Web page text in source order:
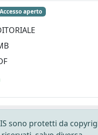
Accesso aperto
sono protetti da